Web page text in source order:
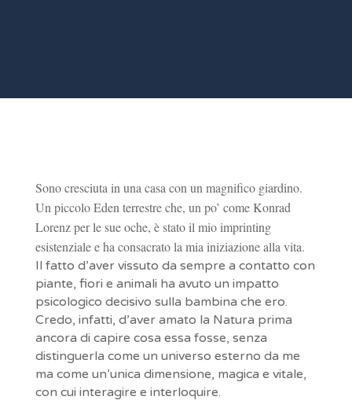
Sono cresciuta in una casa con un magnifico giardino.
Un piccolo Eden terrestre che, un po’ come Konrad
Lorenz per le sue oche, è stato il mio imprinting
esistenziale e ha consacrato la mia iniziazione alla vita.
Il fatto d’aver vissuto da sempre a contatto con
piante, fiori e animali ha avuto un impatto
psicologico decisivo sulla bambina che ero.
Credo, infatti, d’aver amato la Natura prima
ancora di capire cosa essa fosse, senza
distinguerla come un universo esterno da me
ma come un’unica dimensione, magica e vitale,
con cui interagire e interloquire.